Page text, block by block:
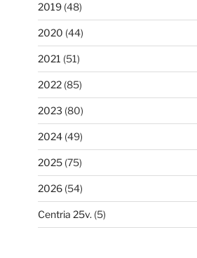
2019(48)
2020 (44)
2021 (51)
2022(85)
2023 (80)
2024(49)
2025(75)
2026(54)
Centria 25v. (5)